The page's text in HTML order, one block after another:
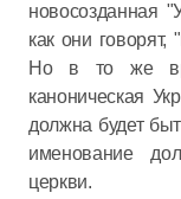
новосозданная
как они говорят,
Но в то же
каноническая
должна будет
именование
церкви.